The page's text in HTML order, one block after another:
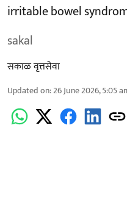
irritable bowel
sakal
सकाळ वृत्तसेवा
Updated on:26 June 2026, 5:05